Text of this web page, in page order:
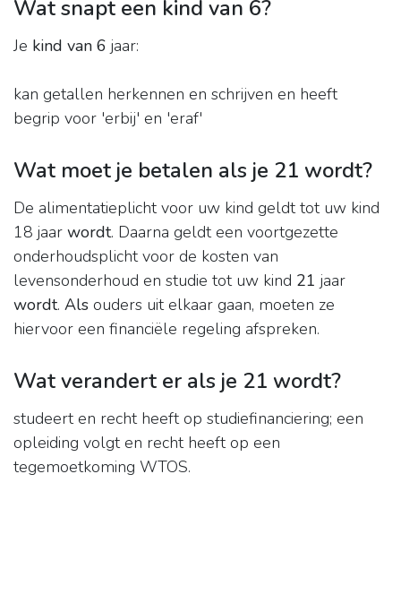
Wat snapt een kind van 6?
Je kind van 6 jaar:
kan getallen herkennen en schrijven en heeft
begrip voor 'erbij' en 'eraf'
Wat moet je betalen als je 21 wordt?
De alimentatieplicht voor uw kind geldt tot uw kind
18 jaar wordt. Daarna geldt een voortgezette
onderhoudsplicht voor de kosten van
levensonderhoud en studie tot uw kind 21 jaar
wordt. Als ouders uit elkaar gaan, moeten ze
hiervoor een financiële regeling afspreken.
Wat verandert er als je 21 wordt?
studeert en recht heeft op studiefinanciering; een
opleiding volgt en recht heeft op een
tegemoetkoming WTOS.